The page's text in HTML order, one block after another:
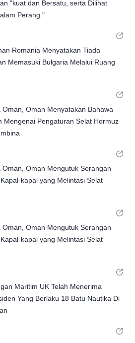
"kuat dan Bersatu, serta Dilihat
Perang."
Romania Menyatakan Tiada
Memasuki Bulgaria Melalui Ruang
Oman, Oman Menyatakan Bahawa
Mengenai Pengaturan Selat Hormuz
Oman, Oman Mengutuk Serangan
kapal yang Melintasi Selat
Oman, Oman Mengutuk Serangan
kapal yang Melintasi Selat
Maritim UK Telah Menerima
Yang Berlaku 18 Batu Nautika Di